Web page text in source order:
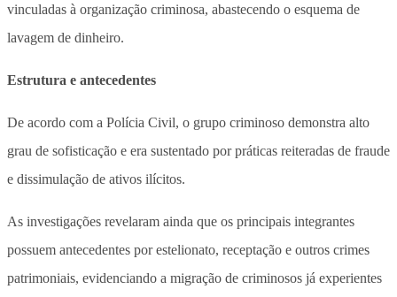
vinculadas à organização criminosa, abastecendo o esquema de
lavagem de dinheiro.
Estrutura e antecedentes
De acordo com a Polícia Civil, o grupo criminoso demonstra alto
grau de sofisticação e era sustentado por práticas reiteradas de fraude
e dissimulação de ativos ilícitos.
As investigações revelaram ainda que os principais integrantes
possuem antecedentes por estelionato, receptação e outros crimes
patrimoniais, evidenciando a migração de criminosos já experientes